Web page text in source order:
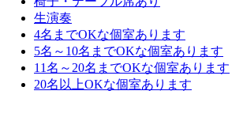
生演奏
4名までOKな個室あります
5名～10名までOKな個室あります
11名～20名までOKな個室あります
20名以上OKな個室あります